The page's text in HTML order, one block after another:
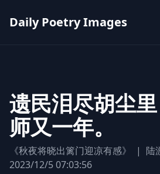
Daily Poetry Images
遗民泪尽胡尘
师又一年。
《秋夜将晓出篱门迎凉有感》 | 陆
2023/12/5 07:03:56